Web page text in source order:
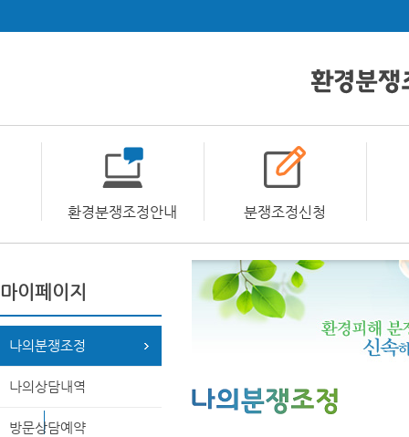
환경분쟁조정안내 분쟁조정신청
마이페이지
나의분쟁조정
나의상담내역
방문상담예약